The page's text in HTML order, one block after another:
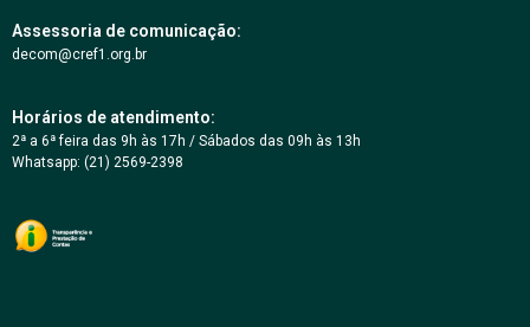
Assessoria de comunicação:
decom@cref1.org.br
Horários de atendimento:
2ª a 6ª feira das 9h às 17h / Sábados das 09h às 13h
Whatsapp: (21) 2569-2398